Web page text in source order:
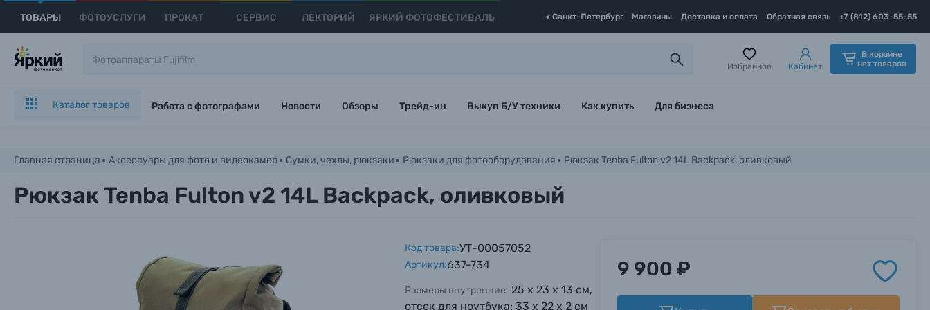
ТОВАРЫ ФОТОУСЛУГИ ПРОКАТ СЕРВИС ЛЕКТОРИЙ ЯРКИЙ ФОТОФЕСТИВАЛЬ Санкт-Петербург Магазины Доставка и оплата Обратная связь +7 (812) 603-55-55
Избранное Кабинет
В корзине
нет товаров
Каталог товаров Работа с фотографами Новости Обзоры Трейд-ин Выкуп Б/У техники Как купить Для бизнеса
Главная страница Аксессуары для фото и видеокамер Сумки, чехлы, рюкзаки Рюкзаки для фотооборудования Рюкзак Tenba Fulton v2 14L Backpack, оливковый
Рюкзак Tenba Fulton v2 14L Backpack, оливковый
Код товара:УТ-00057052
Артикул:637-734
Размеры внутренние 25 х 23 х 13 см,
отсек для ноутбука: 33 х 22 х 2 см
9 900 ₽